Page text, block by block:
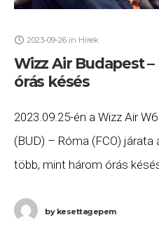
2023-09-26 in Hírek
Wizz Air Budapest
órás késés
2023.09.25-én a Wizz Air
(BUD) – Róma (FCO)
több, mint három órás
bykesettagepem